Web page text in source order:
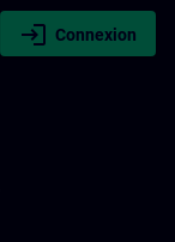
login Connexion